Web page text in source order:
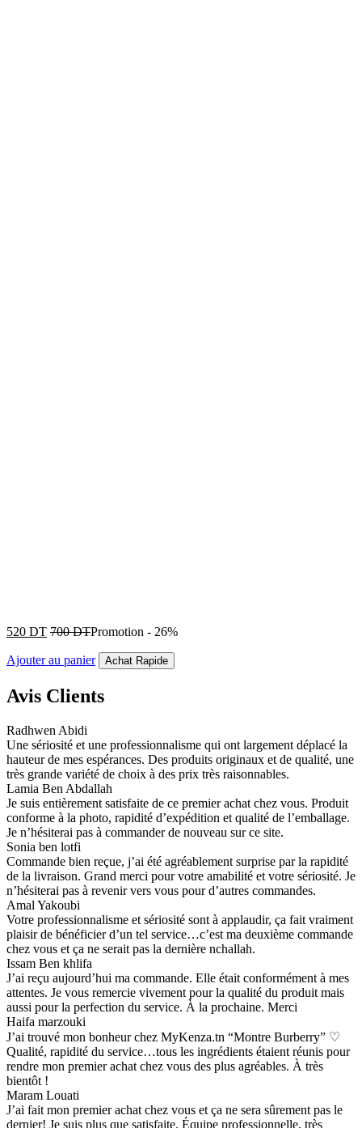
520 DT 700DTPromotion - 26%
Ajouter au panier Achat Rapide
Avis Clients
Radhwen Abidi
Une sériosité et une professionnalisme qui ont largement déplacé la
hauteur de mes espérances. Des produits originaux et de qualité, une
très grande variété de choix à des prix très raisonnables.
Lamia Ben Abdallah
Je suis entièrement satisfaite de ce premier achat chez vous. Produit
conforme à la photo, rapidité d’expédition et qualité de l’emballage.
Je n’hésiterai pas à commander de nouveau sur ce site.
Sonia ben lotfi
Commande bien reçue, j’ai été agréablement surprise par la rapidité
de la livraison. Grand merci pour votre amabilité et votre sériosité. Je
n’hésiterai pas à revenir vers vous pour d’autres commandes.
Amal Yakoubi
Votre professionnalisme et sériosité sont à applaudir, ça fait vraiment
plaisir de bénéficier d’un tel service…c’est ma deuxième commande
chez vous et ça ne serait pas la dernière nchallah.
Issam Ben khlifa
J’ai reçu aujourd’hui ma commande. Elle était conformément à mes
attentes. Je vous remercie vivement pour la qualité du produit mais
aussi pour la perfection du service. À la prochaine. Merci
Haifa marzouki
J’ai trouvé mon bonheur chez MyKenza.tn “Montre Burberry” ♡
Qualité, rapidité du service…tous les ingrédients étaient réunis pour
rendre mon premier achat chez vous des plus agréables. À très
bientôt !
Maram Louati
J’ai fait mon premier achat chez vous et ça ne sera sûrement pas le
dernier! Je suis plus que satisfaite. Équipe professionnelle, très